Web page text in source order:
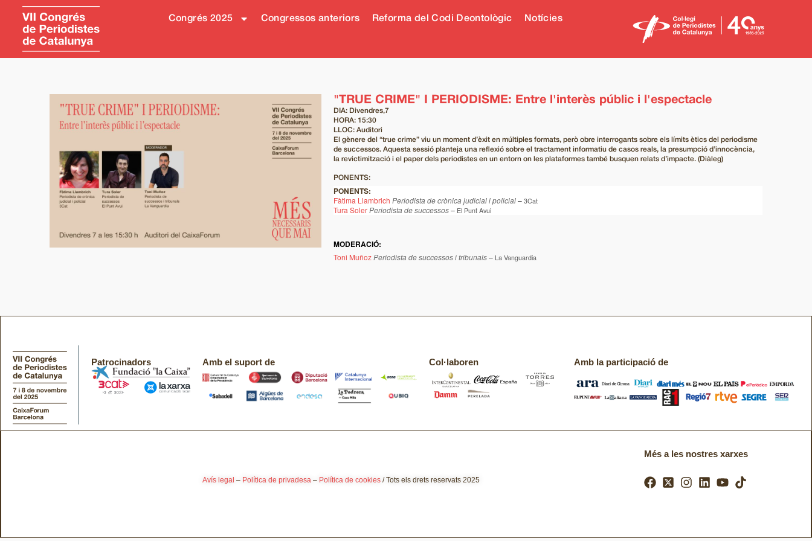
Congrés 2025 Congressos anteriors Reforma del Codi Deontològic Notícies
"TRUE CRIME" I PERIODISME: Entre l'interès públic i l'espectacle
DIA: Divendres,7
HORA: 15:30
LLOC: Auditori
El gènere del “true crime” viu un moment d’èxit en múltiples formats, però obre interrogants sobre els límits ètics del periodisme
de successos. Aquesta sessió planteja una reflexió sobre el tractament informatiu de casos reals, la presumpció d’innocència,
la revictimització i el paper dels periodistes en un entorn on les plataformes també busquen relats d’impacte. (Diàleg)
PONENTS:
PONENTS:
Fàtima Llambrich Periodista de crònica judicial i policial– 3Cat
Tura SolerPeriodista de successos– El Punt Avui
MODERACIÓ:
Toni MuñozPeriodista de successos i tribunals– La Vanguardia
Patrocinadors Amb el suport de Col·laboren Amb la participació de
Avís legal – Política de privadesa– Política de cookies/ Tots els drets reservats 2025
Més a les nostres xarxes